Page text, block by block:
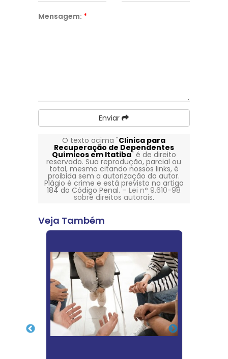
Mensagem: *
Enviar
O texto acima "Clinica para
Recuperação de Dependentes
Químicos em Itatiba" é de direito
reservado. Sua reprodução, parcial ou
total, mesmo citando nossos links, é
proibida sem a autorização do autor.
Plágio é crime e está previsto no artigo
184 do Código Penal. –Lei n° 9.610-98
sobre direitos autorais.
Veja Também